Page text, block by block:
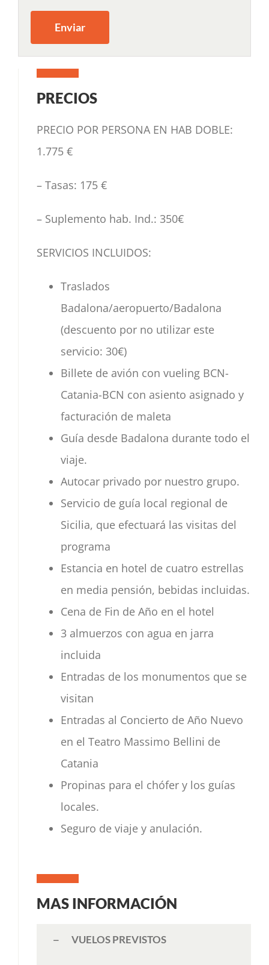
PRECIOS
PRECIO POR PERSONA EN HAB DOBLE:
1.775 €
– Tasas: 175 €
– Suplemento hab. Ind.: 350€
SERVICIOS INCLUIDOS:
Traslados
Badalona/aeropuerto/Badalona
(descuento por no utilizar este
servicio: 30€)
Billete de avión con vueling BCN-
Catania-BCN con asiento asignado y
facturación de maleta
Guía desde Badalona durante todo el
viaje.
Autocar privado por nuestro grupo.
Servicio de guía local regional de
Sicilia, que efectuará las visitas del
programa
Estancia en hotel de cuatro estrellas
en media pensión, bebidas incluidas.
Cena de Fin de Año en el hotel
3 almuerzos con agua en jarra
incluida
Entradas de los monumentos que se
visitan
Entradas al Concierto de Año Nuevo
en el Teatro Massimo Bellini de
Catania
Propinas para el chófer y los guías
locales.
Seguro de viaje y anulación.
MAS INFORMACIÓN
VUELOS PREVISTOS